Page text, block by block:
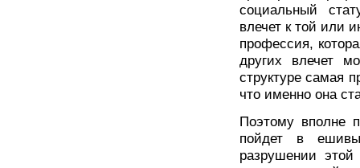
социальный
влечет к той или
профессия,
других влечет
структуре самая
что именно она
Поэтому вполне
пойдет в
разрушении